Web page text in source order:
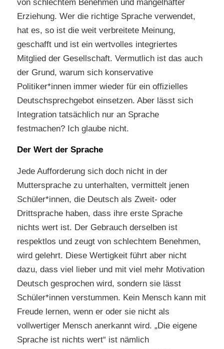
von schlechtem Benehmen und mangelhafter
Erziehung. Wer die richtige Sprache verwendet,
hat es, so ist die weit verbreitete Meinung,
geschafft und ist ein wertvolles integriertes
Mitglied der Gesellschaft. Vermutlich ist das auch
der Grund, warum sich konservative
Politiker*innen immer wieder für ein offizielles
Deutschsprechgebot einsetzen. Aber lässt sich
Integration tatsächlich nur an Sprache
festmachen? Ich glaube nicht.
Der Wert der Sprache
Jede Aufforderung sich doch nicht in der
Muttersprache zu unterhalten, vermittelt jenen
Schüler*innen, die Deutsch als Zweit- oder
Drittsprache haben, dass ihre erste Sprache
nichts wert ist. Der Gebrauch derselben ist
respektlos und zeugt von schlechtem Benehmen,
wird gelehrt. Diese Wertigkeit führt aber nicht
dazu, dass viel lieber und mit viel mehr Motivation
Deutsch gesprochen wird, sondern sie lässt
Schüler*innen verstummen. Kein Mensch kann mit
Freude lernen, wenn er oder sie nicht als
vollwertiger Mensch anerkannt wird. „Die eigene
Sprache ist nichts wert“ ist nämlich